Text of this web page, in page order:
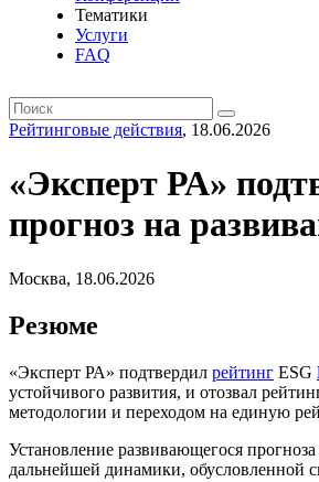
Тематики
Услуги
FAQ
Рейтинговые действия, 18.06.2026
«Эксперт РА»
прогноз на
Москва, 18.06.2026
Резюме
«Эксперт РА» подтвердил рейтинг ESG
устойчивого развития, и отозвал
методологии и переходом на единую
Установление развивающегося
дальнейшей динамики, обусловленной